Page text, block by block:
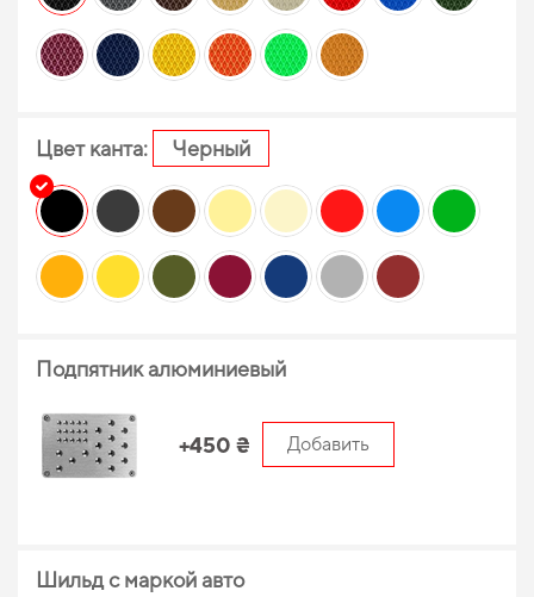
Цвет канта: Черный
Подпятник алюминиевый
+450 ₴ Добавить
Шильд с маркой авто